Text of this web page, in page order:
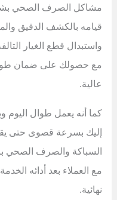
مشاكل الصرف الصحي
قيامه بالكشف الدقيق
واستبدال قطع الغيار
مع حصولك على ضمان
عالية.
كما أنه يعمل طوال
إليك بسرعة قصوى حتى
السباكة والصرف الصحي
مع العملاء بعد أدائه
نهائية.